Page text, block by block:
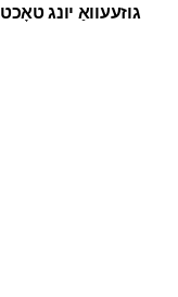
גוזעעוואַ יונג